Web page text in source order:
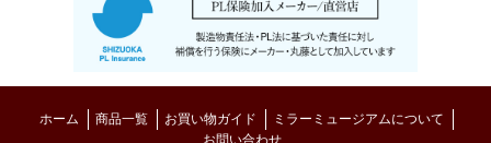
ホーム 商品一覧 お買い物ガイド
ミラーミュージアムについて
お問い合わせ